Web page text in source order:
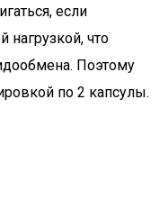
если
нагрузкой, что
Поэтому
по 2 капсулы.